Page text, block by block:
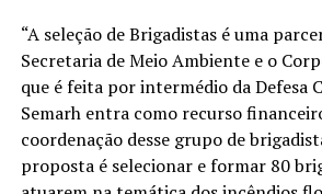
“A seleção de Brigadistas é uma
Secretaria de Meio Ambiente e o
que é feita por intermédio da Defesa
Semarh entra como recurso
coordenação desse grupo de
proposta é selecionar e formar 80